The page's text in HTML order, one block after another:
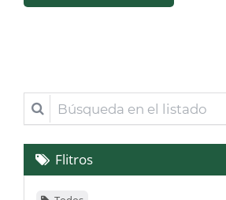
Búsqueda
en
el
listadoFlitros